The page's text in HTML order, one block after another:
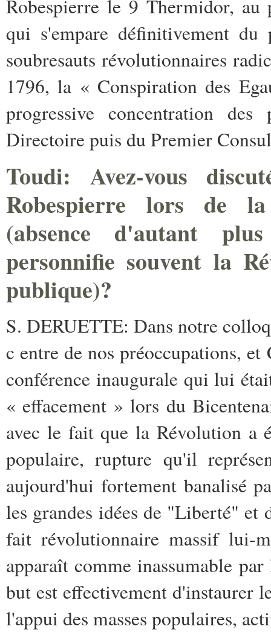
Robespierre le 9 Thermidor, au
qui s'empare définitivement
soubresauts révolutionnaires
1796, la « Conspiration des
progressive concentration
Directoire puis du Premier
Toudi: Avez-vous
Robespierre lors de
(absence d'autant
personnifie souvent la
publique)?
S. DERUETTE: Dans notre
c entre de nos préoccupations,
­conférence inaugurale qui lui
­« effacement » lors du
avec le­ fait que la Révolution a
populaire, ­rupture qu'il
aujourd'hui ­fortement banalisé
les grandes idées ­de "Liberté"
fait révolutionnaire ­massif lui-
apparaît comme inassumable­
but est effectivement d'instaurer­
l'appui des masses populaires,